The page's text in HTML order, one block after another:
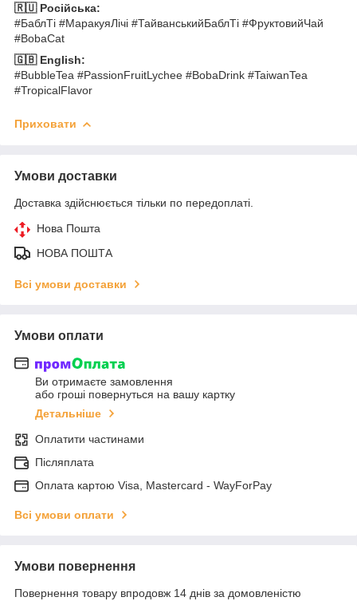
🇷🇺 Російська:
#БаблТі #МаракуяЛічі #ТайванськийБаблТі #ФруктовийЧай
#BobaCat
🇬🇧 English:
#BubbleTea #PassionFruitLychee #BobaDrink #TaiwanTea
#TropicalFlavor
Приховати
Умови доставки
Доставка здійснюється тільки по передоплаті.
Нова Пошта
НОВА ПОШТА
Всі умови доставки
Умови оплати
Ви отримаєте замовлення
або гроші повернуться на вашу картку
Детальніше
Оплатити частинами
Післяплата
Оплата картою Visa, Mastercard - WayForPay
Всі умови оплати
Умови повернення
Повернення товару впродовж 14 днів за домовленістю